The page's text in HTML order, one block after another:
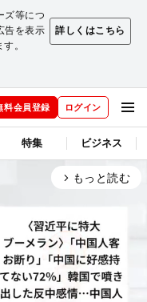
ズ等につ
告を表示
。
詳しくはこちら
料会員登録 ログイン
特集 ビジネス
arrow_forward_ios もっと読む